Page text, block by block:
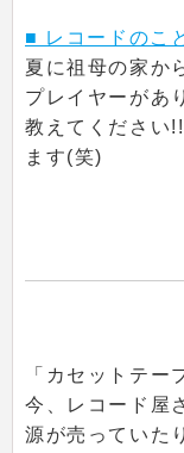
■ レコードのこ
夏に祖母の家か
プレイヤーがあ
教えてください
ます(笑)
「カセットテー
今、レコード屋
源が売っていた